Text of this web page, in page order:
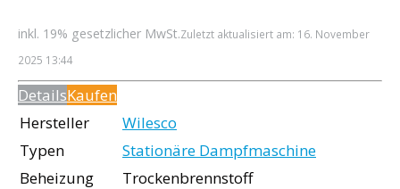
inkl. 19% gesetzlicher MwSt.Zuletzt aktualisiert am: 16. November
2025 13:44
DetailsKaufen
Hersteller
Wilesco
Typen
Stationäre Dampfmaschine
Beheizung
Trockenbrennstoff